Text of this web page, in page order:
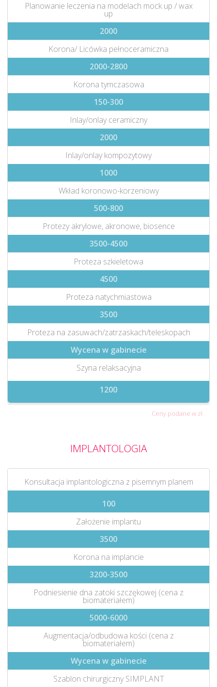
Planowanie leczenia na modelach mock up / wax
up
2000
Korona/ Licówka pełnoceramiczna
2000-2800
Korona tymczasowa
150-300
Inlay/onlay ceramiczny
2000
Inlay/onlay kompozytowy
1000
Wkład koronowo-korzeniowy
500-800
Protezy akrylowe, akronowe, biosence
3500-4500
Proteza szkieletowa
4500
Proteza natychmiastowa
3500
Proteza na zasuwach/zatrzaskach/teleskopach
Wycena w gabinecie
Szyna relaksacyjna
1200
Ceny podane w zł
IMPLANTOLOGIA
Konsultacja implantologiczna z pisemnym planem
100
Założenie implantu
3500
Korona na implancie
3200-3500
Podniesienie dna zatoki szczękowej (cena z
biomateriałem)
5000-6000
Augmentacja/odbudowa kości (cena z
biomateriałem)
Wycena w gabinecie
Szablon chirurgiczny SIMPLANT